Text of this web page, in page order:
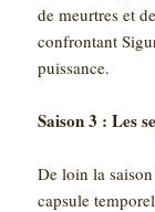
de meurtres et
confrontant
puissance.
Saison 3 : Les
De loin la
capsule